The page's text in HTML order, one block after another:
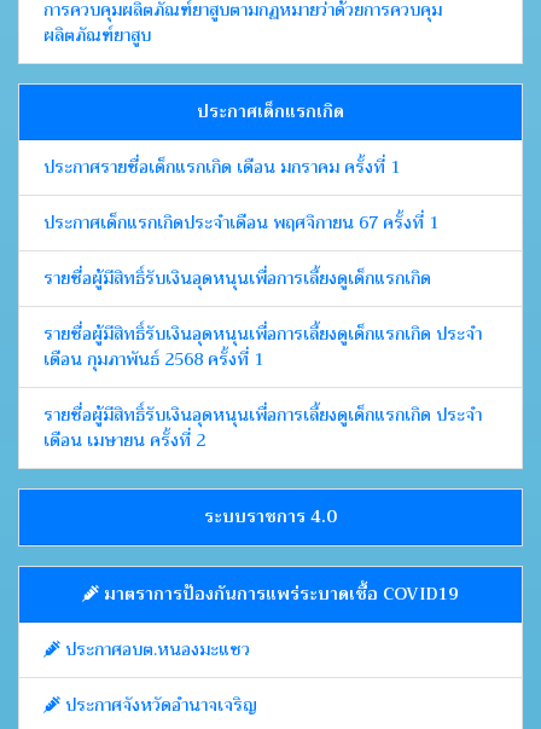
การควบคุมผลิตภัณฑ์ยาสูบตามกฏหมายว่าด้วยการควบคุม
ผลิตภัณฑ์ยาสูบ
ประกาศเด็กแรกเกิด
ประกาศรายชื่อเด็กแรกเกิด เดือน มกราคม ครั้งที่ 1
ประกาศเด็กแรกเกิดประจำเดือน พฤศจิกายน 67 ครั้งที่ 1
รายชื่อผู้มีสิทธิ์รับเงินอุดหนุนเพื่อการเลี้ยงดูเด็กแรกเกิด
รายชื่อผู้มีสิทธิ์รับเงินอุดหนุนเพื่อการเลี้ยงดูเด็กแรกเกิด ประจำ
เดือน กุมภาพันธ์ 2568 ครั้งที่ 1
รายชื่อผู้มีสิทธิ์รับเงินอุดหนุนเพื่อการเลี้ยงดูเด็กแรกเกิด ประจำ
เดือน เมษายน ครั้งที่ 2
ระบบราชการ 4.0
มาตราการป้องกันการแพร่ระบาดเชื้อ COVID19
ประกาศอบต.หนองมะแซว
ประกาศจังหวัดอำนาจเจริญ